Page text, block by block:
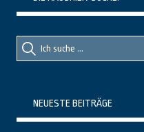
Suche
nach::
Suche
nach:
NEUESTE BEITRÄGE